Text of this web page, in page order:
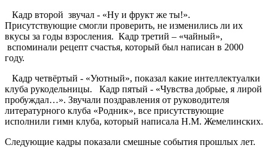
Кадр второй звучал - «Ну и фрукт же ты!».
Присутствующие смогли проверить, не изменились ли их
вкусы за годы взросления. Кадр третий – «чайный»,
вспоминали рецепт счастья, который был написан в 2000
году.
Кадр четвёртый - «Уютный», показал какие интеллектуалки
клуба рукодельницы. Кадр пятый - «Чувства добрые, я лирой
пробуждал…». Звучали поздравления от руководителя
литературного клуба «Родник», все присутствующие
исполнили гимн клуба, который написала Н.М. Жемелинских.
Следующие кадры показали смешные события прошлых лет.